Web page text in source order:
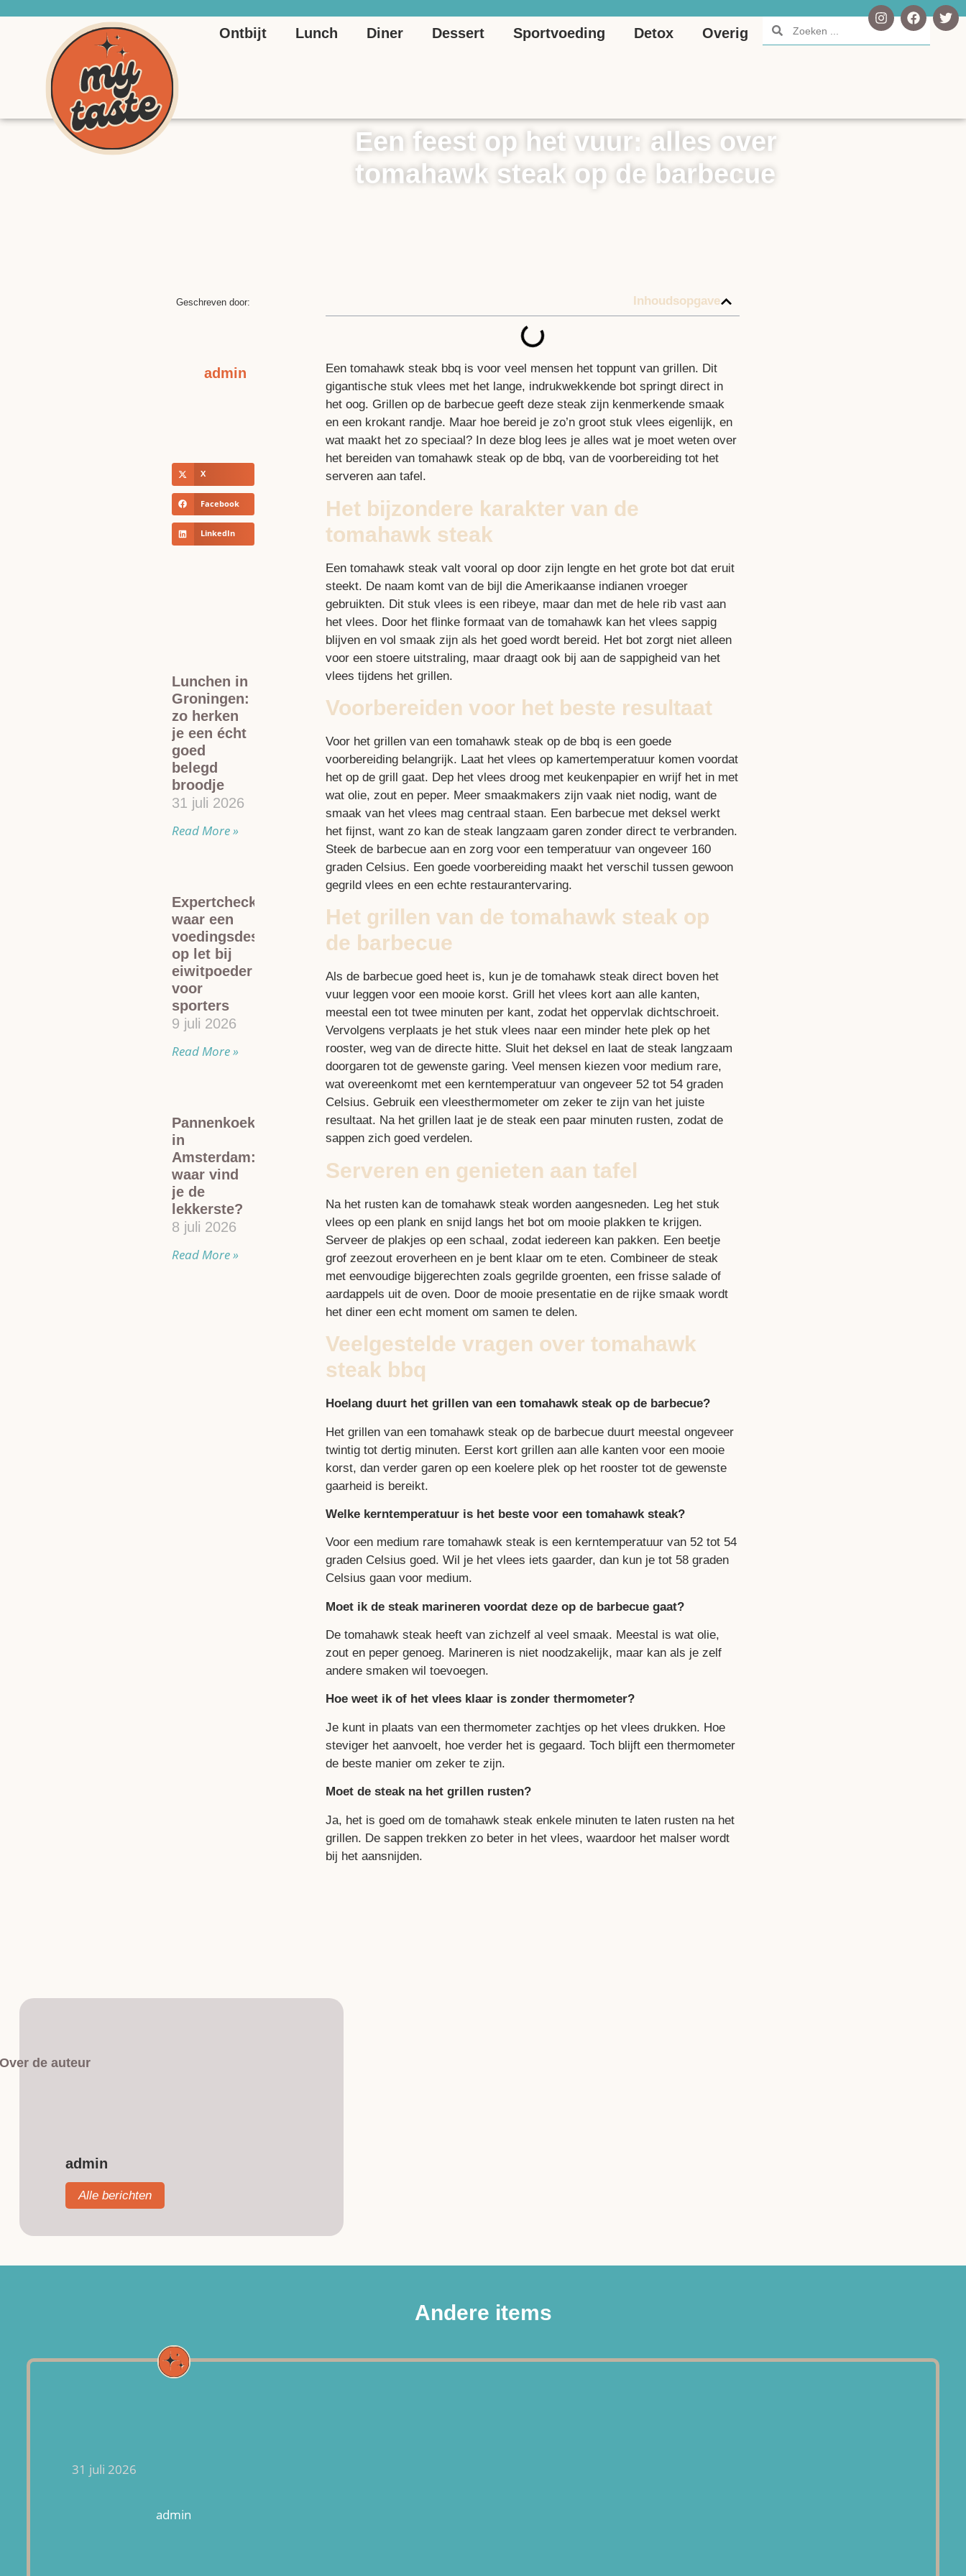
Ontbijt Lunch Diner Dessert Sportvoeding Detox Overig
Een feest op het vuur: alles over
tomahawk steak op de barbecue
Geschreven door:
admin
X
Facebook
LinkedIn
Lunchen in
Groningen:
zo herken
je een écht
goed
belegd
broodje
31 juli 2026
Read More »
Expertcheck:
waar een
voedingsdeskundige
op let bij
eiwitpoeder
voor
sporters
9 juli 2026
Read More »
Pannenkoeken
in
Amsterdam:
waar vind
je de
lekkerste?
8 juli 2026
Read More »
Inhoudsopgave
Een tomahawk steak bbq is voor veel mensen het toppunt van grillen. Dit
gigantische stuk vlees met het lange, indrukwekkende bot springt direct in
het oog. Grillen op de barbecue geeft deze steak zijn kenmerkende smaak
en een krokant randje. Maar hoe bereid je zo’n groot stuk vlees eigenlijk, en
wat maakt het zo speciaal? In deze blog lees je alles wat je moet weten over
het bereiden van tomahawk steak op de bbq, van de voorbereiding tot het
serveren aan tafel.
Het bijzondere karakter van de
tomahawk steak
Een tomahawk steak valt vooral op door zijn lengte en het grote bot dat eruit
steekt. De naam komt van de bijl die Amerikaanse indianen vroeger
gebruikten. Dit stuk vlees is een ribeye, maar dan met de hele rib vast aan
het vlees. Door het flinke formaat van de tomahawk kan het vlees sappig
blijven en vol smaak zijn als het goed wordt bereid. Het bot zorgt niet alleen
voor een stoere uitstraling, maar draagt ook bij aan de sappigheid van het
vlees tijdens het grillen.
Voorbereiden voor het beste resultaat
Voor het grillen van een tomahawk steak op de bbq is een goede
voorbereiding belangrijk. Laat het vlees op kamertemperatuur komen voordat
het op de grill gaat. Dep het vlees droog met keukenpapier en wrijf het in met
wat olie, zout en peper. Meer smaakmakers zijn vaak niet nodig, want de
smaak van het vlees mag centraal staan. Een barbecue met deksel werkt
het fijnst, want zo kan de steak langzaam garen zonder direct te verbranden.
Steek de barbecue aan en zorg voor een temperatuur van ongeveer 160
graden Celsius. Een goede voorbereiding maakt het verschil tussen gewoon
gegrild vlees en een echte restaurantervaring.
Het grillen van de tomahawk steak op
de barbecue
Als de barbecue goed heet is, kun je de tomahawk steak direct boven het
vuur leggen voor een mooie korst. Grill het vlees kort aan alle kanten,
meestal een tot twee minuten per kant, zodat het oppervlak dichtschroeit.
Vervolgens verplaats je het stuk vlees naar een minder hete plek op het
rooster, weg van de directe hitte. Sluit het deksel en laat de steak langzaam
doorgaren tot de gewenste garing. Veel mensen kiezen voor medium rare,
wat overeenkomt met een kerntemperatuur van ongeveer 52 tot 54 graden
Celsius. Gebruik een vleesthermometer om zeker te zijn van het juiste
resultaat. Na het grillen laat je de steak een paar minuten rusten, zodat de
sappen zich goed verdelen.
Serveren en genieten aan tafel
Na het rusten kan de tomahawk steak worden aangesneden. Leg het stuk
vlees op een plank en snijd langs het bot om mooie plakken te krijgen.
Serveer de plakjes op een schaal, zodat iedereen kan pakken. Een beetje
grof zeezout eroverheen en je bent klaar om te eten. Combineer de steak
met eenvoudige bijgerechten zoals gegrilde groenten, een frisse salade of
aardappels uit de oven. Door de mooie presentatie en de rijke smaak wordt
het diner een echt moment om samen te delen.
Veelgestelde vragen over tomahawk
steak bbq
Hoelang duurt het grillen van een tomahawk steak op de barbecue?
Het grillen van een tomahawk steak op de barbecue duurt meestal ongeveer
twintig tot dertig minuten. Eerst kort grillen aan alle kanten voor een mooie
korst, dan verder garen op een koelere plek op het rooster tot de gewenste
gaarheid is bereikt.
Welke kerntemperatuur is het beste voor een tomahawk steak?
Voor een medium rare tomahawk steak is een kerntemperatuur van 52 tot 54
graden Celsius goed. Wil je het vlees iets gaarder, dan kun je tot 58 graden
Celsius gaan voor medium.
Moet ik de steak marineren voordat deze op de barbecue gaat?
De tomahawk steak heeft van zichzelf al veel smaak. Meestal is wat olie,
zout en peper genoeg. Marineren is niet noodzakelijk, maar kan als je zelf
andere smaken wil toevoegen.
Hoe weet ik of het vlees klaar is zonder thermometer?
Je kunt in plaats van een thermometer zachtjes op het vlees drukken. Hoe
steviger het aanvoelt, hoe verder het is gegaard. Toch blijft een thermometer
de beste manier om zeker te zijn.
Moet de steak na het grillen rusten?
Ja, het is goed om de tomahawk steak enkele minuten te laten rusten na het
grillen. De sappen trekken zo beter in het vlees, waardoor het malser wordt
bij het aansnijden.
de auteur
admin
Alle berichten
Andere items
31 juli 2026
admin